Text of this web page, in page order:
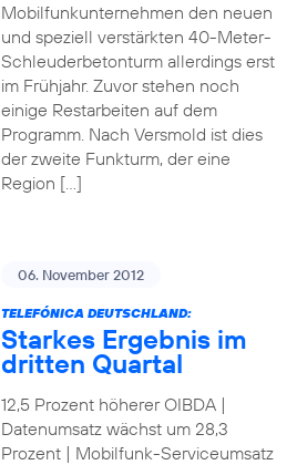
Mobilfunkunternehmen den neuen
und speziell verstärkten 40-Meter-
Schleuderbetonturm allerdings erst
im Frühjahr. Zuvor stehen noch
einige Restarbeiten auf dem
Programm. Nach Versmold ist dies
der zweite Funkturm, der eine
Region […]
06. November 2012
TELEFÓNICA DEUTSCHLAND:
Starkes Ergebnis im
dritten Quartal
12,5 Prozent höherer OIBDA |
Datenumsatz wächst um 28,3
Prozent | Mobilfunk-Serviceumsatz